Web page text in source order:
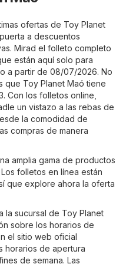
ofertas de Toy Planet
a descuentos
Mirad el folleto completo
están aquí solo para
a partir de 08/07/2026. No
que Toy Planet Maó tiene
Con los folletos online,
un vistazo a las rebas de
la comodidad de
compras de manera
amplia gama de productos
folletos en línea están
que explore ahora la oferta
la sucursal de Toy Planet
sobre los horarios de
el sitio web oficial
horarios de apertura
de semana. Las